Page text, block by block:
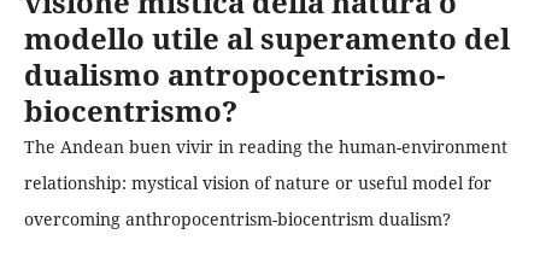
modello utile al superamento del
dualismo antropocentrismo-
biocentrismo?
The Andean buen vivir in reading the human-environment
relationship: mystical vision of nature or useful model for
overcoming anthropocentrism-biocentrism dualism?